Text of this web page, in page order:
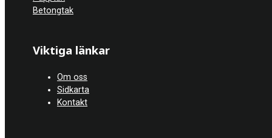
Betongtak
Viktiga länkar
Om oss
Sidkarta
Kontakt